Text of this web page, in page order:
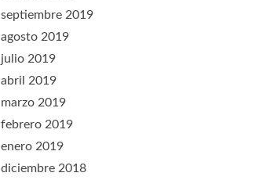
septiembre 2019
agosto 2019
julio 2019
abril 2019
marzo 2019
febrero 2019
enero 2019
diciembre 2018